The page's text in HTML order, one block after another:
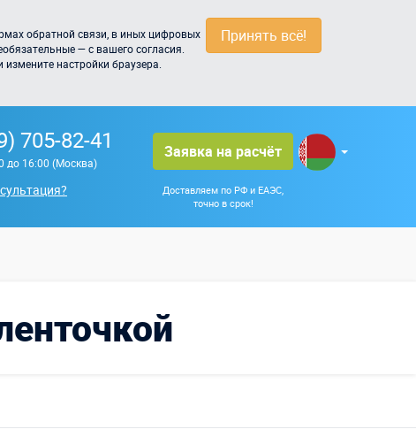
Принять всё!
обратной связи, в иных цифровых
— с вашего согласия.
настройки браузера.
705-82-41
до 16:00 (Москва)
Заявка на расчёт
Доставляем по РФ и ЕАЭС,
точно в срок!